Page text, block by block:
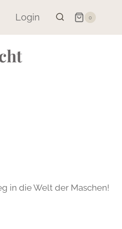
Login 0
in die Welt der Maschen!